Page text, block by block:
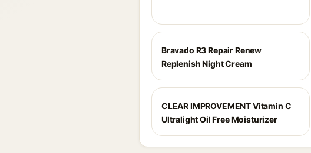
Bravado R3 Repair Renew
Replenish Night Cream
CLEAR IMPROVEMENT Vitamin C
Ultralight Oil Free Moisturizer